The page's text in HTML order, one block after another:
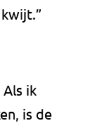
ik
is de